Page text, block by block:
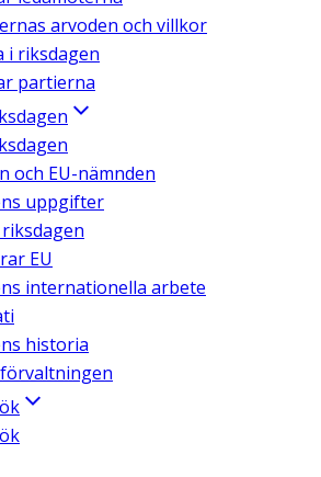
arvoden och villkor
i riksdagen
partierna
och EU-nämnden
uppgifter
EU
internationella arbete
historia